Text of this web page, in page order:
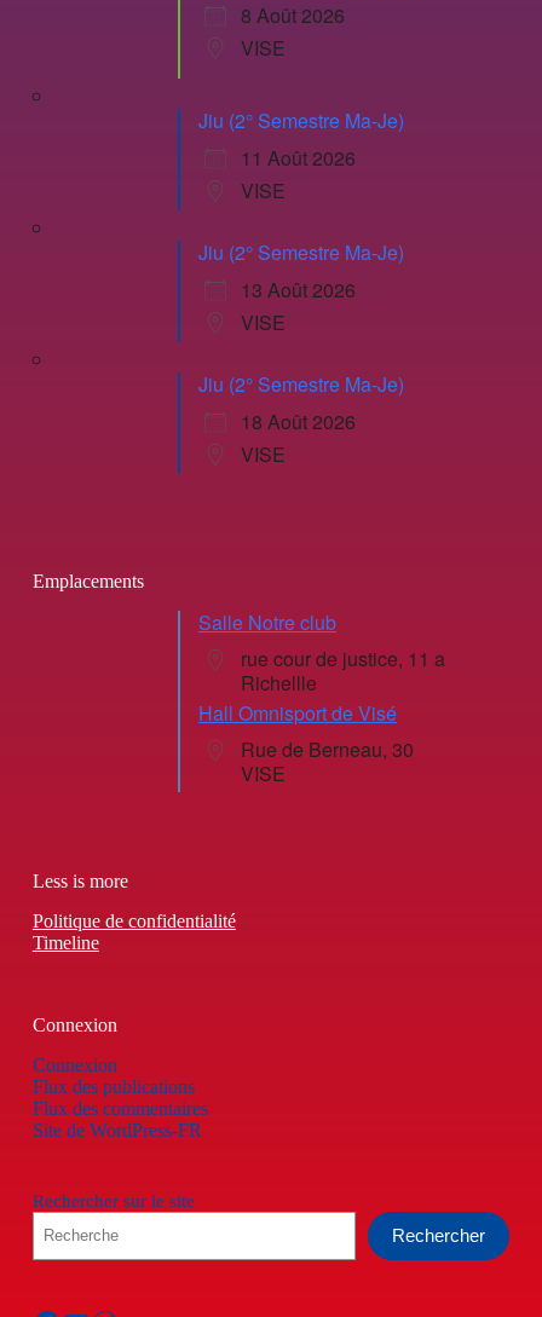
8 Août 2026
VISE
Jiu (2° Semestre Ma-Je)
11 Août 2026
VISE
Jiu (2° Semestre Ma-Je)
13 Août 2026
VISE
Jiu (2° Semestre Ma-Je)
18 Août 2026
VISE
Emplacements
Salle Notre club
rue cour de justice, 11 a
Richellle
Hall Omnisport de Visé
Rue de Berneau, 30
VISE
Less is more
Politique de confidentialité
Timeline
Connexion
Connexion
Flux des publications
Flux des commentaires
Site de WordPress-FR
Rechercher sur le site
Rechercher